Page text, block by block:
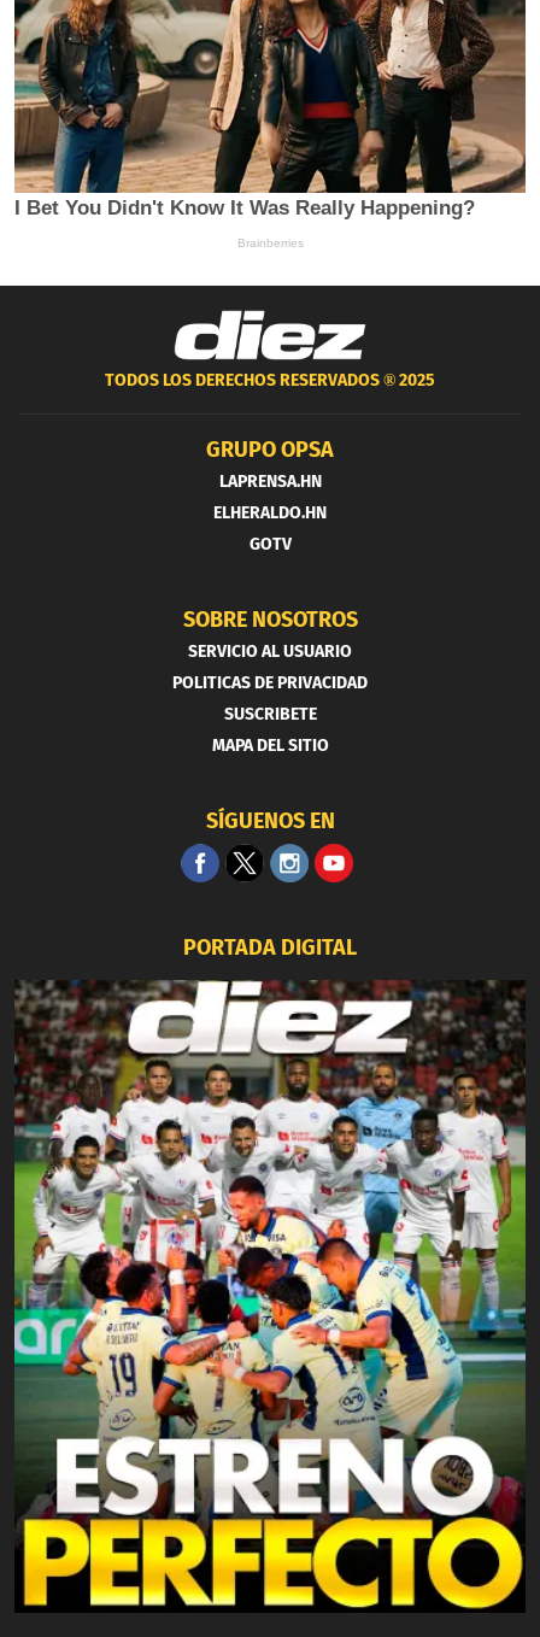
TODOS LOS DERECHOS RESERVADOS ®2025
GRUPO OPSA
LAPRENSA.HN
ELHERALDO.HN
GOTV
SOBRE NOSOTROS
SERVICIO AL USUARIO
POLITICAS DE PRIVACIDAD
SUSCRIBETE
MAPA DEL SITIO
SÍGUENOS EN
PORTADA DIGITAL